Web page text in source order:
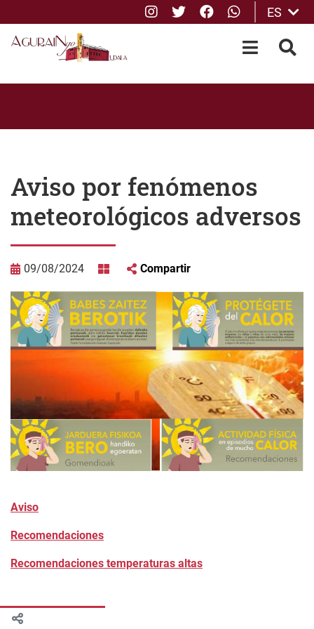
Instagram
TwitterFacebook
whatsApp
ES
OPEN-
Aviso por fenómenos
meteorológicos adversos
09/08/2024 Compartir
Aviso
Recomendaciones
Recomendaciones temperaturas altas